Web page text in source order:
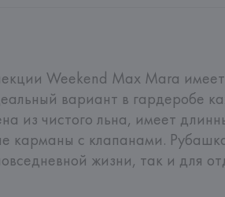
Weekend Max Mara
вариант в гардеробе
из чистого льна, имеет
карманы с клапанами.
жизни, так и для